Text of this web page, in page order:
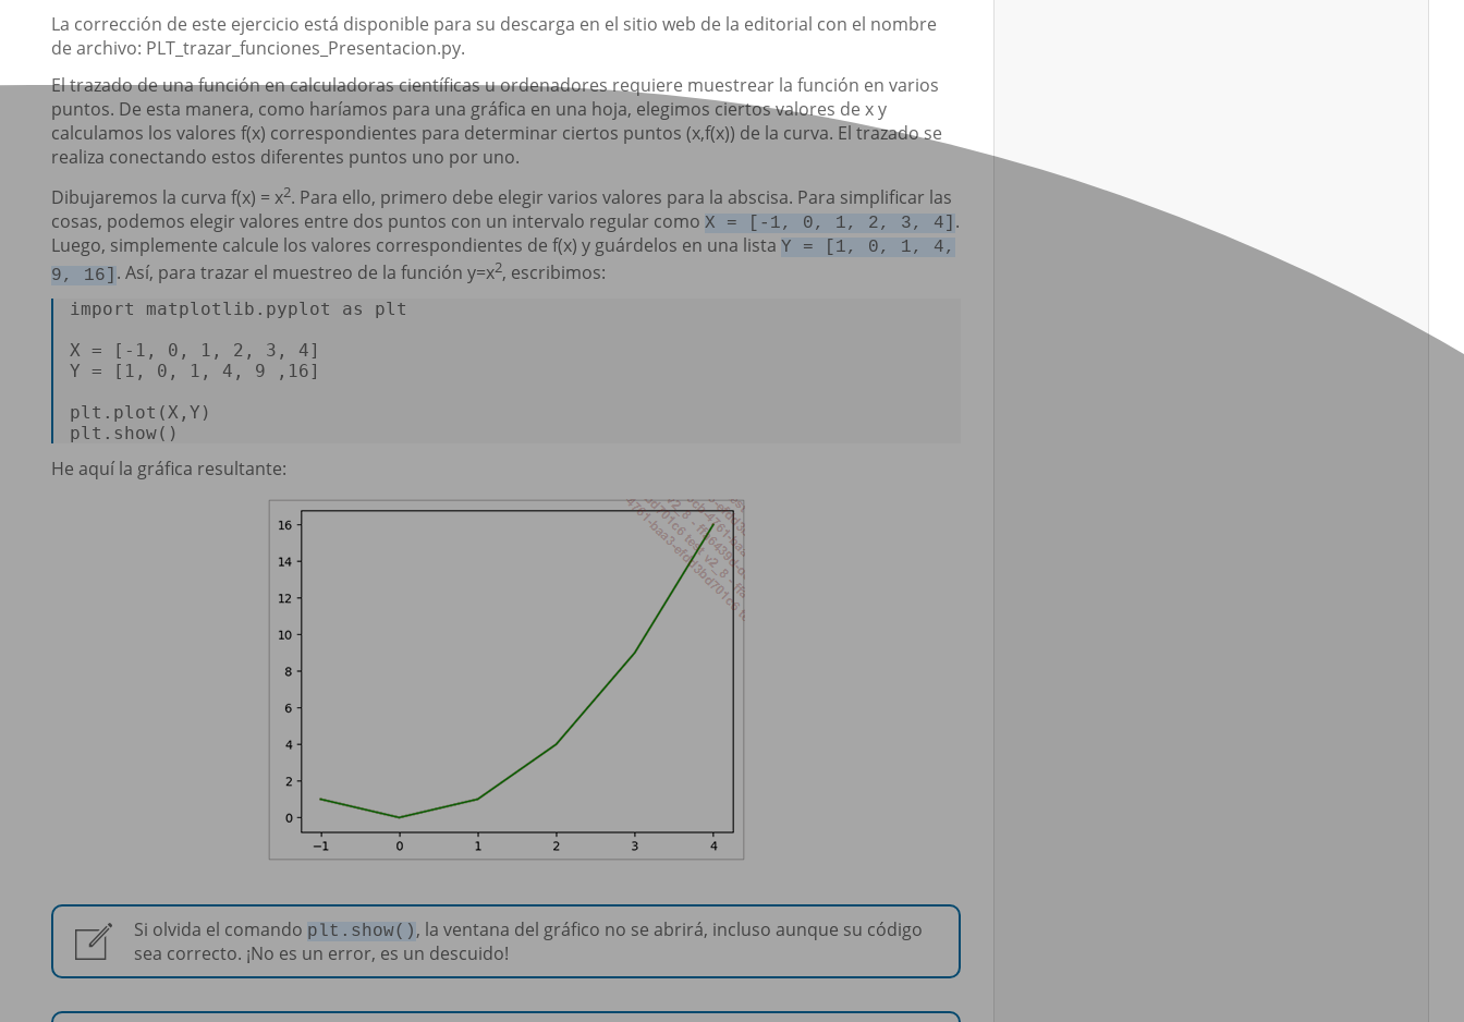
La corrección de este ejercicio está disponible para su descarga en el sitio web de la editorial con el nombre
de archivo: PLT_trazar_funciones_Presentacion.py.
El trazado de una función en calculadoras científicas u ordenadores requiere muestrear la función en varios
puntos. De esta manera, como haríamos para una gráfica en una hoja, elegimos ciertos valores de x y
calculamos los valores f(x) correspondientes para determinar ciertos puntos (x,f(x)) de la curva. El trazado se
realiza conectando estos diferentes puntos uno por uno.
Dibujaremos la curva f(x) = x2. Para ello, primero debe elegir varios valores para la abscisa. Para simplificar las
cosas, podemos elegir valores entre dos puntos con un intervalo regular como X = [-1, 0, 1, 2, 3, 4] .
Luego, simplemente calcule los valores correspondientes de f(x) y guárdelos en una lista Y = [1, 0, 1, 4,
9, 16] . Así, para trazar el muestreo de la función y=x2, escribimos:
import matplotlib.pyplot as plt
X = [- 1 , 0 , 1 , 2 , 3 , 4]
Y = [ 1 , 0 , 1 , 4 , 9 , 16]
plt.plot(X,Y)
plt.show()
He aquí la gráfica resultante:
Si olvida el comando plt.show() , la ventana del gráfico no se abrirá, incluso aunque su código
sea correcto. ¡No es un error, es un descuido!